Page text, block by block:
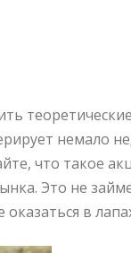
немало
что такое
Это не
оказаться в